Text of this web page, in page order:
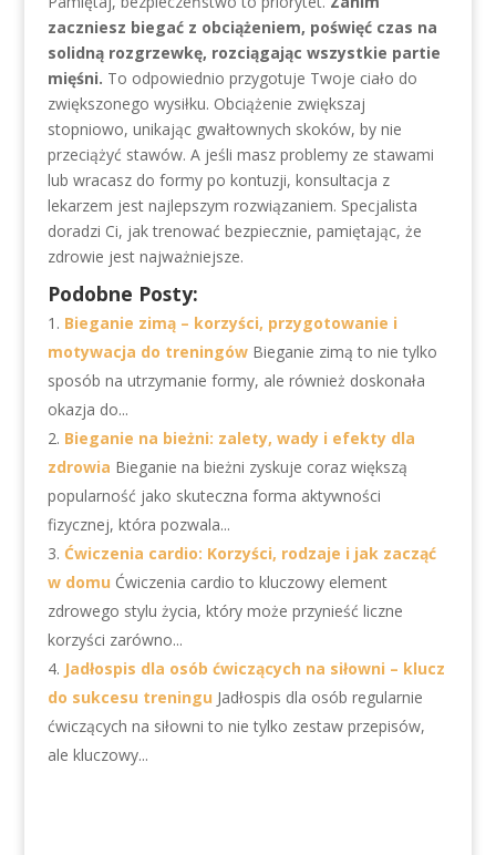
zaczniesz biegać z obciążeniem, poświęć czas na
solidną rozgrzewkę, rozciągając wszystkie partie
mięśni. To odpowiednio przygotuje Twoje ciało do
zwiększonego wysiłku. Obciążenie zwiększaj
stopniowo, unikając gwałtownych skoków, by nie
przeciążyć stawów. A jeśli masz problemy ze stawami
lub wracasz do formy po kontuzji, konsultacja z
lekarzem jest najlepszym rozwiązaniem. Specjalista
doradzi Ci, jak trenować bezpiecznie, pamiętając, że
zdrowie jest najważniejsze.
Podobne Posty:
Bieganie zimą – korzyści, przygotowanie i
motywacja do treningów Bieganie zimą to nie tylko
sposób na utrzymanie formy, ale również doskonała
okazja do...
Bieganie na bieżni: zalety, wady i efekty dla
zdrowia Bieganie na bieżni zyskuje coraz większą
popularność jako skuteczna forma aktywności
fizycznej, która pozwala...
Ćwiczenia cardio: Korzyści, rodzaje i jak zacząć
w domu Ćwiczenia cardio to kluczowy element
zdrowego stylu życia, który może przynieść liczne
korzyści zarówno...
Jadłospis dla osób ćwiczących na siłowni – klucz
do sukcesu treningu Jadłospis dla osób regularnie
ćwiczących na siłowni to nie tylko zestaw przepisów,
ale kluczowy...